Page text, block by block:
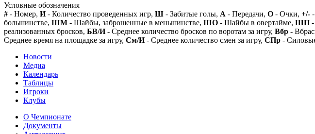
Условные обозначения
# - Номер, И- Количество проведенных игр, Ш - Забитые голы, А - Передачи, О - Очки, +/-
большинстве, ШМ - Шайбы, заброшенные в меньшинстве, ШО - Шайбы в овертайме, ШП
реализованных бросков, БВ/И- Среднее количество бросков по воротам за игру, Вбр -
Среднее время на площадке за игру, См/И- Среднее количество смен за игру, СПр -
Новости
Медиа
Календарь
Таблицы
Игроки
Клубы
О Чемпионате
Документы